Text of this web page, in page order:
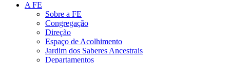
A FE
Sobre a FE
Congregação
Direção
Espaço de Acolhimento
Jardim dos Saberes Ancestrais
Departamentos